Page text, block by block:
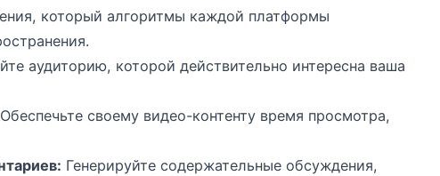
который алгоритмы каждой платформы
аудиторию, которой действительно интересна ваша
Обеспечьте своему видео-контенту время просмотра,
Генерируйте содержательные обсуждения,